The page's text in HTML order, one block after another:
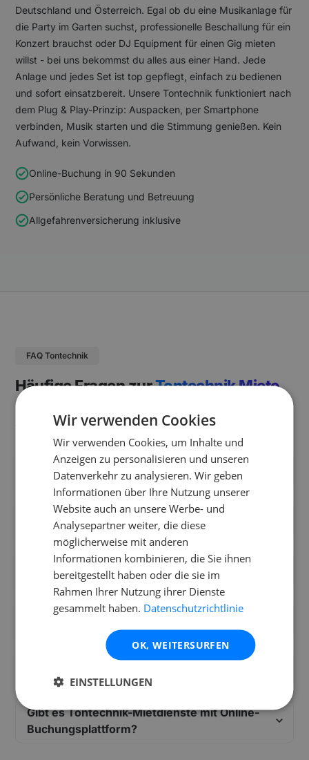
Deutschland und Österreich. Egal ob du eine Musikanlage für
die Party im Garten suchst, professionelle Beschallung für ein
Konzert brauchst oder DJ Equipment für einen Gig mieten
willst - bei uns bekommst du alles aus einer Hand. Jede
Anlage und jedes Set ist top gepflegt, einfach zu bedienen
und sofort einsatzbereit. Unsere Tontechnik funktioniert nach
dem Plug & Play-Prinzip: Auspacken, per Smartphone
verbinden, Musik starten und die Stimmung genießen. Kein
Aufwand, kein Vorwissen.
Online-Buchung in 90 Sekunden
Persönliche Beratung und Betreuung
Allgefahrenversicherung inklusive
FAQ Tontechnik
Häufige Fragen zurTontechnik Miete
von Tontechnik bei Renty.
Welche Tontechnik ist am beliebtesten zum
Mieten?
Tontechnik mieten für kleine private Feiern
– worauf achten?
Kann man Tontechnik tageweise oder
wochenweise mieten?
Tontechnik mieten inklusive technischem
Tipps für die Auswahl von Tontechnik beim
Mieten für Anfänger
Gibt es Tontechnik-Mietdienste mit Online-
Buchungsplattform?
Wir verwenden Cookies
Wir verwenden Cookies, um Inhalte und
Anzeigen zu personalisieren und unseren
Datenverkehr zu analysieren. Wir geben
Informationen über Ihre Nutzung unserer
Website auch an unsere Werbe- und
Analysepartner weiter, die diese
möglicherweise mit anderen
Informationen kombinieren, die Sie ihnen
bereitgestellt haben oder die sie im
Rahmen Ihrer Nutzung ihrer Dienste
gesammelt haben. Datenschutzrichtlinie
OK, WEITERSURFEN
EINSTELLUNGEN